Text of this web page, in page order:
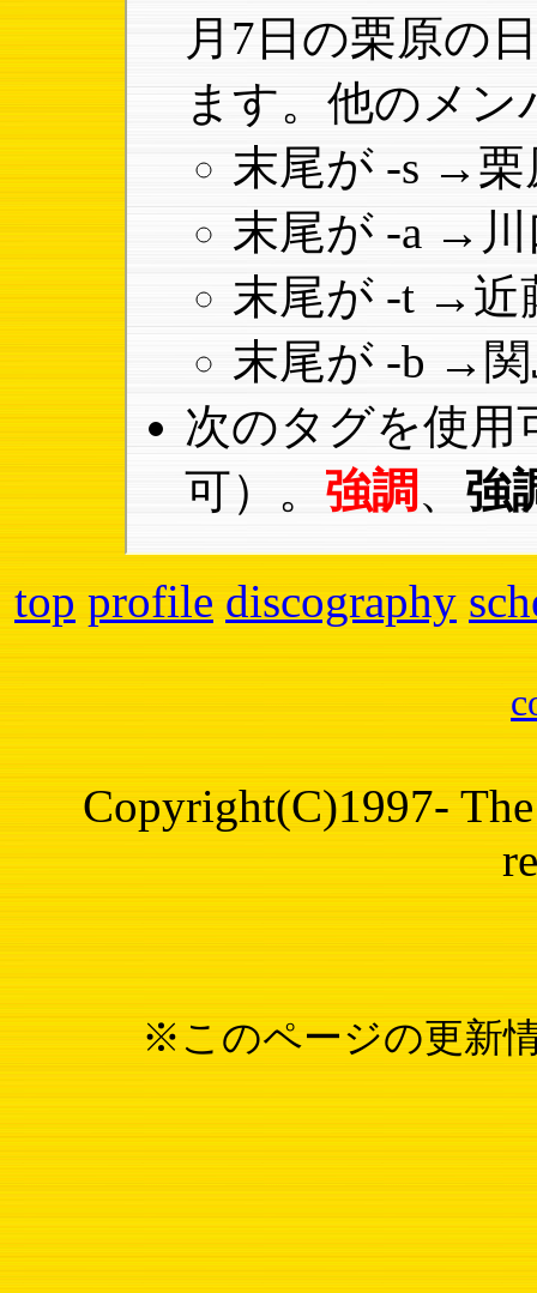
月7日の栗原の
ます。他のメ
末尾が -s →
末尾が -a →
末尾が -t →近
末尾が -b →
次のタグを使用
可）。 強調 、 強
top profile discography
Copyright(C)1997-
※このページの更新